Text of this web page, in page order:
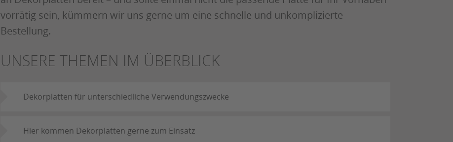
vorrätig sein, kümmern wir uns gerne um eine schnelle und unkomplizierte
Bestellung.
UNSERE THEMEN IM ÜBERBLICK
Dekorplatten für unterschiedliche Verwendungszwecke
Hier kommen Dekorplatten gerne zum Einsatz